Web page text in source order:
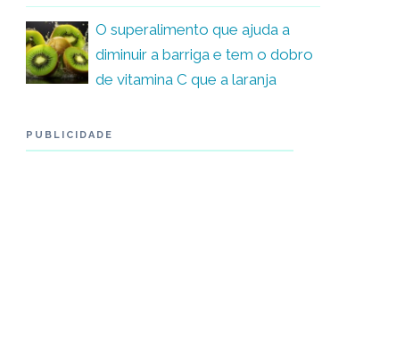
O superalimento que ajuda a
diminuir a barriga e tem o dobro
de vitamina C que a laranja
PUBLICIDADE